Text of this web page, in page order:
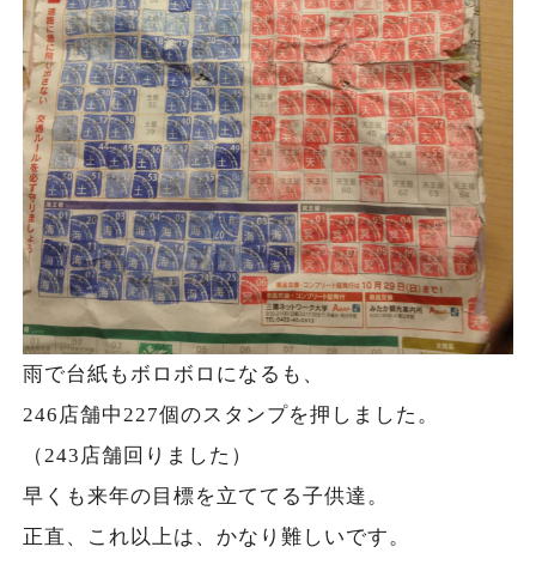
雨で台紙もボロボロになるも、
246店舗中227個のスタンプを押しました。
（243店舗回りました）
早くも来年の目標を立ててる子供達。
正直、これ以上は、かなり難しいです。